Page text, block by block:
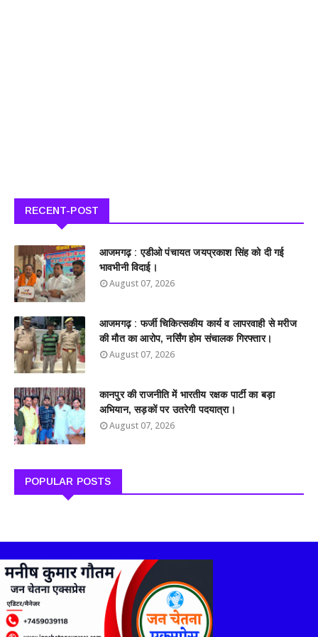
RECENT-POST
आजमगढ़ : एडीओ पंचायत जयप्रकाश सिंह को दी गई
भावभीनी विदाई।
August 07, 2026
आजमगढ़ : फर्जी चिकित्सकीय कार्य व लापरवाही से मरीज
की मौत का आरोप, नर्सिंग होम संचालक गिरफ्तार।
August 07, 2026
कानपुर की राजनीति में भारतीय रक्षक पार्टी का बड़ा
अभियान, सड़कों पर उतरेगी पदयात्रा।
August 07, 2026
POPULAR POSTS